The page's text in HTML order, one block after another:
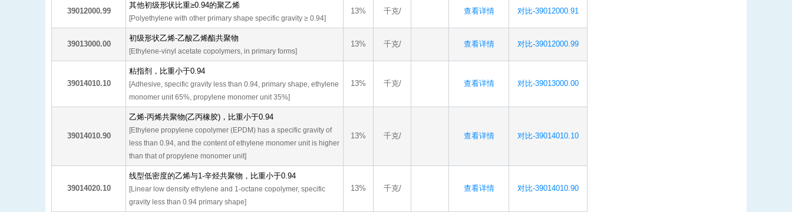
39012000.99
其他初级形状比重≥0.94的聚乙烯
[Polyethylene with other primary shape specific gravity ≥ 0.94]
13% 千克/ 查看详情 对比-39012000.91
39013000.00
初级形状乙烯-乙酸乙烯酯共聚物
[Ethylene-vinyl acetate copolymers, in primary forms]
13% 千克/ 查看详情 对比-39012000.99
39014010.10
粘指剂，比重小于0.94
[Adhesive, specific gravity less than 0.94, primary shape, ethylene
monomer unit 65%, propylene monomer unit 35%]
13% 千克/ 查看详情 对比-39013000.00
39014010.90
乙烯-丙烯共聚物(乙丙橡胶)，比重小于0.94
[Ethylene propylene copolymer (EPDM) has a specific gravity of
less than 0.94, and the content of ethylene monomer unit is higher
than that of propylene monomer unit]
13% 千克/ 查看详情 对比-39014010.10
39014020.10
线型低密度的乙烯与1-辛烃共聚物，比重小于0.94
[Linear low density ethylene and 1-octane copolymer, specific
gravity less than 0.94 primary shape]
13% 千克/ 查看详情 对比-39014010.90